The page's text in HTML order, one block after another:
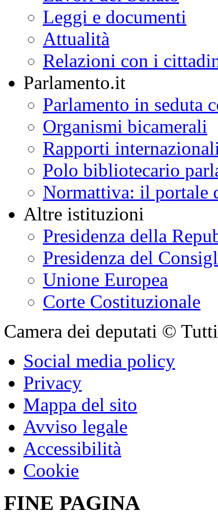
Leggi e documenti
Attualità
Relazioni con i
Parlamento.it
Parlamento in seduta
Organismi bicamerali
Rapporti
Polo bibliotecario
Normattiva: il portale
Altre istituzioni
Presidenza della
Presidenza del
Unione Europea
Corte Costituzionale
Camera dei deputati ©
Social media policy
Privacy
Mappa del sito
Avviso legale
Accessibilità
Cookie
FINE PAGINA